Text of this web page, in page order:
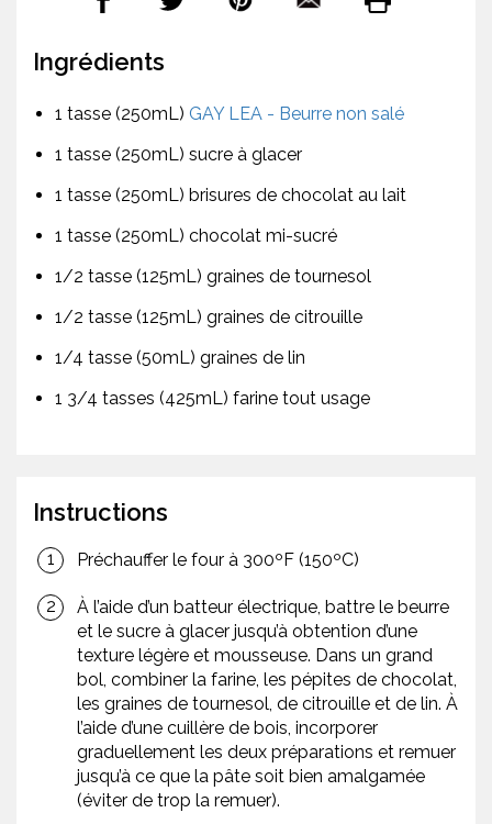
Ingrédients
1 tasse (250mL) GAY LEA - Beurre non salé
1 tasse (250mL) sucre à glacer
1 tasse (250mL) brisures de chocolat au lait
1 tasse (250mL) chocolat mi-sucré
1/2 tasse (125mL) graines de tournesol
1/2 tasse (125mL) graines de citrouille
1/4 tasse (50mL) graines de lin
1 3/4 tasses (425mL) farine tout usage
Instructions
Préchauffer le four à 300ºF (150ºC)
À l’aide d’un batteur électrique, battre le beurre
et le sucre à glacer jusqu’à obtention d’une
texture légère et mousseuse. Dans un grand
bol, combiner la farine, les pépites de chocolat,
les graines de tournesol, de citrouille et de lin. À
l’aide d’une cuillère de bois, incorporer
graduellement les deux préparations et remuer
jusqu’à ce que la pâte soit bien amalgamée
(éviter de trop la remuer).